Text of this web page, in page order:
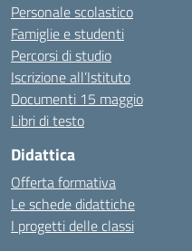
Personale scolastico
Famiglie e studenti
Percorsi di studio
Iscrizione all’Istituto
Documenti 15 maggio
Libri di testo
Didattica
Offerta formativa
Le schede didattiche
I progetti delle classi